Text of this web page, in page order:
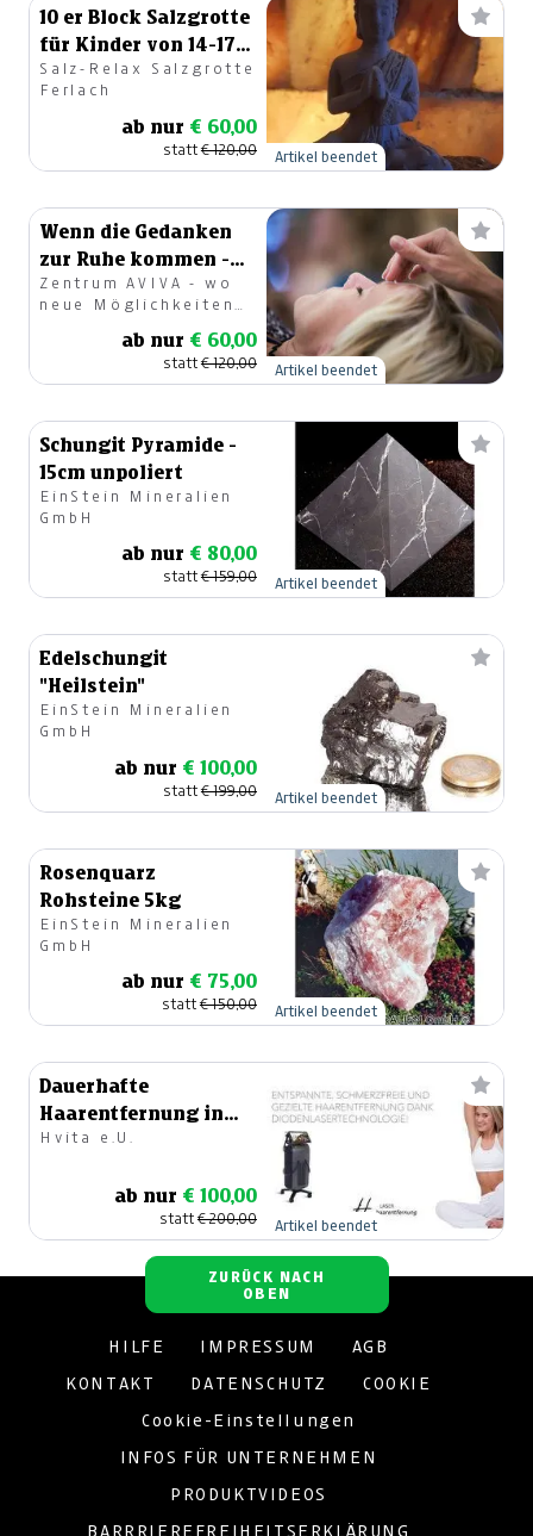
10 er Block Salzgrotte
für Kinder von 14-17
Jahre
Salz-Relax Salzgrotte
Ferlach
ab nur € 60,00
statt€ 120,00 Artikel beendet
Wenn die Gedanken
zur Ruhe kommen -
ACCESS BARS-
Anwendung
Zentrum AVIVA - wo
neue Möglichkeiten
ab nur € 60,00
statt€ 120,00 Artikel beendet
Schungit Pyramide -
15cm unpoliert
EinStein Mineralien
GmbH
ab nur € 80,00
statt€ 159,00 Artikel beendet
Edelschungit
"Heilstein"
EinStein Mineralien
GmbH
ab nur € 100,00
statt€ 199,00 Artikel beendet
Rosenquarz
Rohsteine 5kg
EinStein Mineralien
GmbH
ab nur € 75,00
statt€ 150,00 Artikel beendet
Dauerhafte
Haarentfernung in
Spittal - €200
Hvita e.U.
ab nur € 100,00
statt€ 200,00 Artikel beendet
ZURÜCK NACH
OBEN
HILFE IMPRESSUM AGB
KONTAKT DATENSCHUTZ COOKIE
Cookie-Einstellungen
INFOS FÜR UNTERNEHMEN
PRODUKTVIDEOS
BARRRIEREFREIHEITSERKLÄRUNG